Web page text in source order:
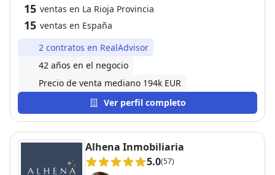
15 ventas en La Rioja Provincia
15 ventas en España
2 contratos en RealAdvisor
42 años en el negocio
Precio de venta mediano 194k EUR
Ver perfil completo
Alhena Inmobiliaria
5.0(57)